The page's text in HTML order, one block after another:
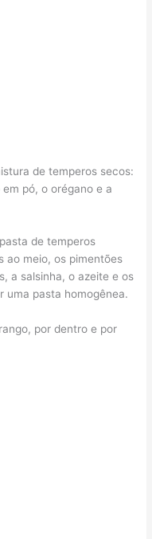
de temperos secos:
pó, o orégano e a
de temperos
ao meio, os pimentões
a salsinha, o azeite e os
uma pasta homogênea.
por dentro e por